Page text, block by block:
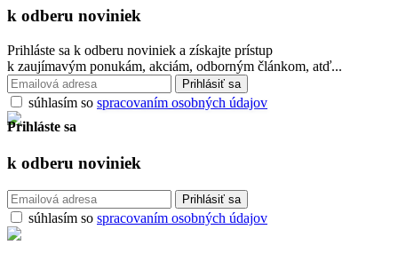
k odberu noviniek
Prihláste sa k odberu noviniek a získajte prístup
k zaujímavým ponukám, akciám, odborným článkom, atď...
súhlasím so spracovaním osobných údajov
Prihláste sa
k odberu noviniek
súhlasím so spracovaním osobných údajov